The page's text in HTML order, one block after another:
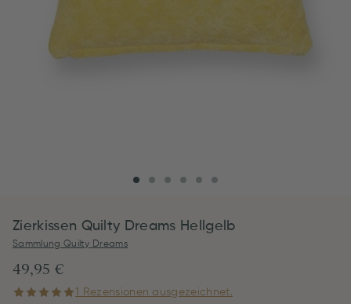
Zierkissen Quilty Dreams Hellgelb
Sammlung Quilty Dreams
49,95 €
1 Rezensionen ausgezeichnet.